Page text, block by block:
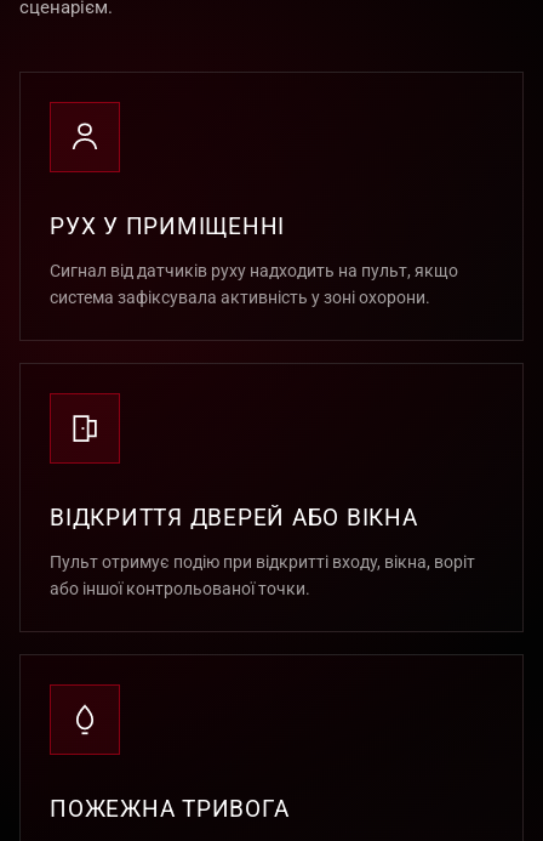
сценарієм.
РУХ У ПРИМІЩЕННІ
Сигнал від датчиків руху надходить на пульт, якщо
система зафіксувала активність у зоні охорони.
ВІДКРИТТЯ ДВЕРЕЙ АБО ВІКНА
Пульт отримує подію при відкритті входу, вікна, воріт
або іншої контрольованої точки.
ПОЖЕЖНА ТРИВОГА